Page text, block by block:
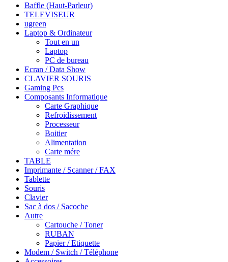
Baffle (Haut-Parleur)
TELEVISEUR
ugreen
Laptop & Ordinateur
Tout en un
Laptop
PC de bureau
Ecran / Data Show
CLAVIER SOURIS
Gaming Pcs
Composants Informatique
Carte Graphique
Refroidissement
Processeur
Boitier
Alimentation
Carte mére
TABLE
Imprimante / Scanner / FAX
Tablette
Souris
Clavier
Sac à dos / Sacoche
Autre
Cartouche / Toner
RUBAN
Papier / Etiquette
Modem / Switch / Téléphone